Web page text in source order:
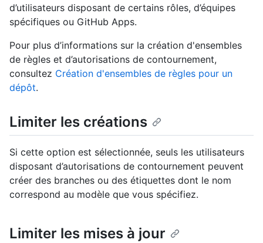
d’utilisateurs disposant de certains rôles, d’équipes
spécifiques ou GitHub Apps.
Pour plus d’informations sur la création d'ensembles
de règles et d’autorisations de contournement,
consultez Création d'ensembles de règles pour un
dépôt.
Limiter les créations
Si cette option est sélectionnée, seuls les utilisateurs
disposant d’autorisations de contournement peuvent
créer des branches ou des étiquettes dont le nom
correspond au modèle que vous spécifiez.
Limiter les mises à jour